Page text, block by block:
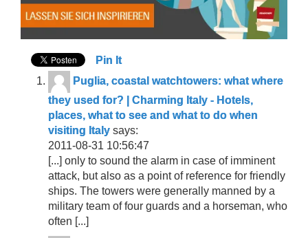
Pin It
Puglia, coastal watchtowers: what where
they used for? | Charming Italy - Hotels,
places, what to see and what to do when
visiting Italy says:
2011-08-31 10:56:47
[...] only to sound the alarm in case of imminent
attack, but also as a point of reference for friendly
ships. The towers were generally manned by a
military team of four guards and a horseman, who
often [...]